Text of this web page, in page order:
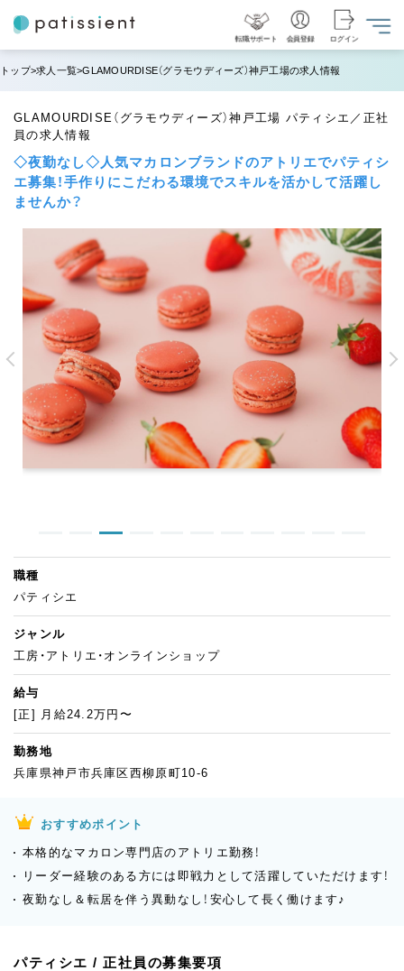
転職サポート 会員登録 ログイン
トップ 求人一覧 GLAMOURDISE（グラモウディーズ）神戸工場の求人情報
GLAMOURDISE（グラモウディーズ）神戸工場 パティシエ／正社
員の求人情報
◇夜勤なし◇人気マカロンブランドのアトリエでパティシ
エ募集！手作りにこだわる環境でスキルを活かして活躍し
ませんか？
職種
パティシエ
ジャンル
工房・アトリエ・オンラインショップ
給与
[正] 月給24.2万円〜
勤務地
兵庫県神戸市兵庫区西柳原町10-6
おすすめポイント
本格的なマカロン専門店のアトリエ勤務！
リーダー経験のある方には即戦力として活躍していただけます！
夜勤なし＆転居を伴う異動なし！安心して長く働けます♪
パティシエ / 正社員の募集要項